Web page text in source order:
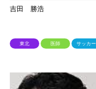
吉田 勝浩
東北 医師 サッカー